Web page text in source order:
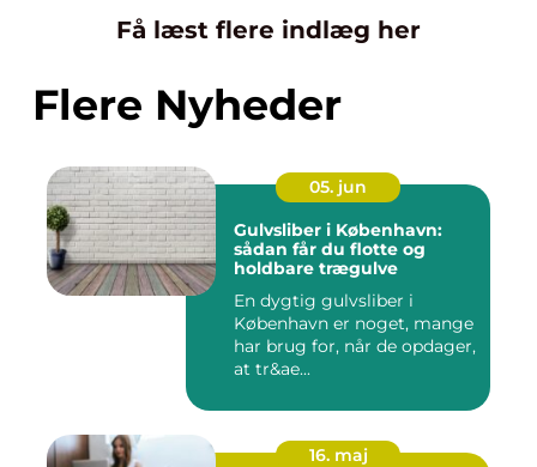
Få læst flere indlæg her
Flere Nyheder
05. jun
Gulvsliber i København:
sådan får du flotte og
holdbare trægulve
En dygtig gulvsliber i
København er noget, mange
har brug for, når de opdager,
at tr&ae...
16. maj